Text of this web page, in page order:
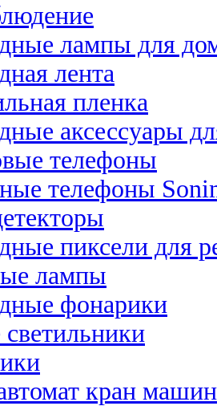
лампы для
лента
пленка
аксессуары
телефоны
телефоны
пиксели для
лампы
фонарики
кран